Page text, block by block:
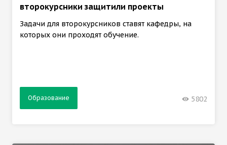
второкурсники защитили проекты
Задачи для второкурсников ставят кафедры, на
которых они проходят обучение.
Образование 5802